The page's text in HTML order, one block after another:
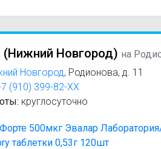
(‎Нижний Новгород) на
Новгород, Родионова, д. 11
(910) 399-82-XX
круглосуточно
500мкг Эвалар
таблетки 0,53г 120шт